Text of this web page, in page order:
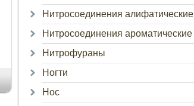
Нитросоединения алифатические
Нитросоединения ароматические
Нитрофураны
Ногти
Нос